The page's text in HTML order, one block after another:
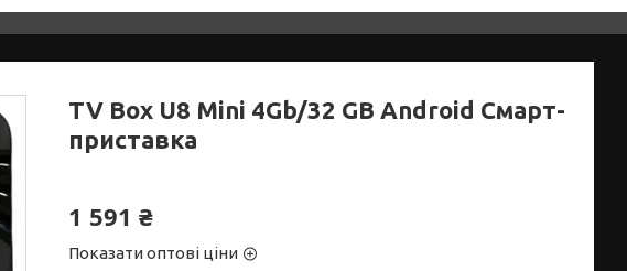
TV Box U8 Mini 4Gb/32 GB Android Смарт-
приставка
1 591 ₴
Показати оптові ціни